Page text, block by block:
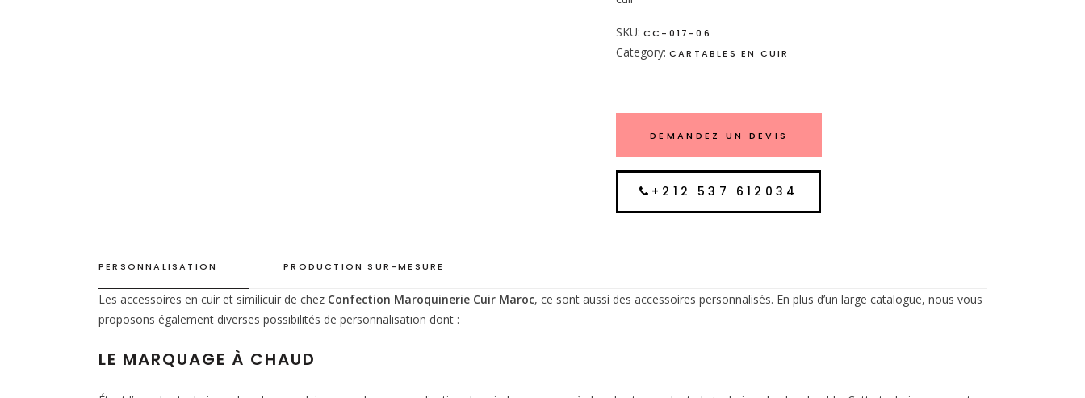
SKU: CC-017-06
Category: CARTABLES EN CUIR
DEMANDEZ UN DEVIS
+212 537 612034
PERSONNALISATION PRODUCTION SUR-MESURE
Les accessoires en cuir et similicuir de chez Confection Maroquinerie Cuir Maroc, ce sont aussi des accessoires personnalisés. En plus d’un large catalogue, nous vous
proposons également diverses possibilités de personnalisation dont :
LE MARQUAGE À CHAUD